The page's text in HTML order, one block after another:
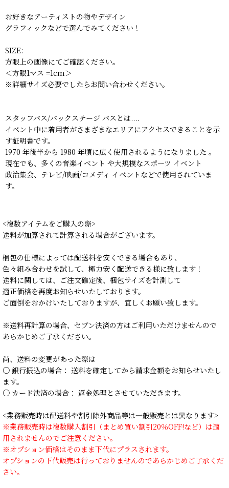
お好きなアーティストの物やデザイン
グラフィックなどで選んでみてください！
SIZE:
方眼上の画像にてご確認ください。
＜方眼1マス =1cm＞
※詳細サイズ必要でしたらお問い合わせください。
スタッフパス/バックステージ パスとは....
イベント中に着用者がさまざまなエリアにアクセスできることを示
す証明書です。
1970 年後半から 1980 年頃に広く使用されるようになりました 。
現在でも、多くの音楽イベント や大規模なスポーツ イベント
政治集会、テレビ/映画/コメディ イベントなどで使用されていま
す。
<複数アイテムをご購入の際>
送料が加算されて計算される場合がございます。
梱包の仕様によっては配送料を安くできる場合もあり、
色々組み合わせを試して、極力安く配送できる様に致します！
送料に関しては、ご注文確定後、梱包サイズを計測して
適正価格を再度お知らせいたしております。
ご面倒をおかけいたしておりますが、宜しくお願い致します。
※送料再計算の場合、セブン決済の方はご利用いただけませんので
あらかじめご了承ください。
尚、送料の変更があった際は
○ 銀行振込の場合： 送料を確定してから請求金額をお知らせいたし
ます。
○ カード決済の場合： 返金処理とさせていただきます。
<業務販売時は配送料や割引除外商品等は一般販売とは異なります>
※業務販売時は複数購入割引（まとめ買い割引20％OFF!など）は適
用されませんのでご注意ください。
※オプション価格はそのまま下代にプラスされます。
オプションの下代販売は行っておりませんのであらかじめご了承くだ
さい。